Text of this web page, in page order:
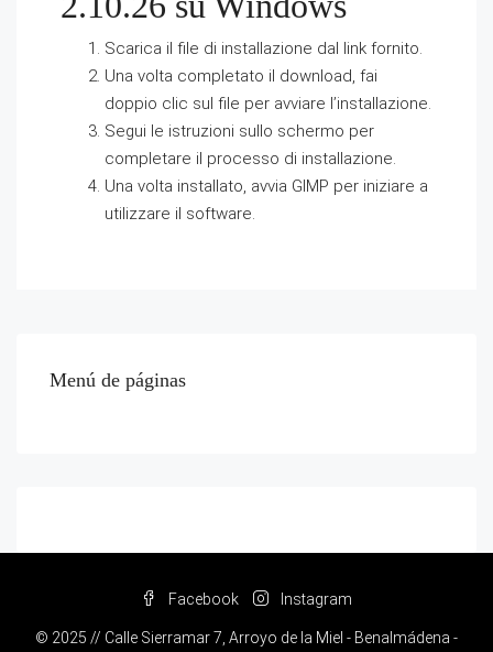
Scarica il file di installazione dal link fornito.
Una volta completato il download, fai
doppio clic sul file per avviare l’installazione.
Segui le istruzioni sullo schermo per
completare il processo di installazione.
Una volta installato, avvia GIMP per iniziare a
utilizzare il software.
Menú de páginas
Facebook Instagram
© 2025 // Calle Sierramar 7, Arroyo de la Miel - Benalmádena -